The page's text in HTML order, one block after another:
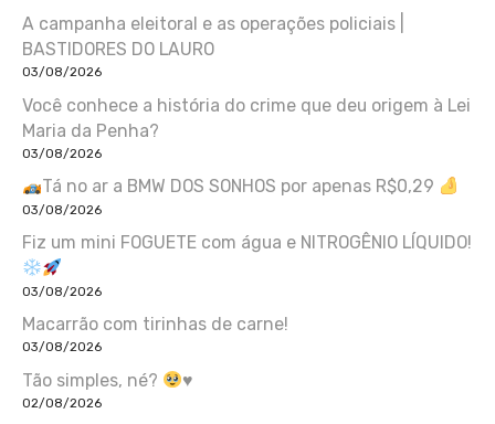
A campanha eleitoral e as operações policiais |
BASTIDORES DO LAURO
03/08/2026
Você conhece a história do crime que deu origem à Lei
Maria da Penha?
03/08/2026
Tá no ar a BMW DOS SONHOS por apenas R$0,29
03/08/2026
Fiz um mini FOGUETE com água e NITROGÊNIO LÍQUIDO!
03/08/2026
Macarrão com tirinhas de carne!
03/08/2026
Tão simples, né? ♥️
02/08/2026